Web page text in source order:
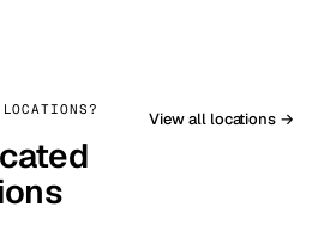
View all locations →